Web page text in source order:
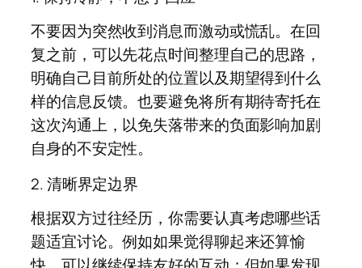
不要因为突然收到消息而激动或慌乱。在回
复之前，可以先花点时间整理自己的思路，
明确自己目前所处的位置以及期望得到什么
样的信息反馈。也要避免将所有期待寄托在
这次沟通上，以免失落带来的负面影响加剧
自身的不安定性。
2. 清晰界定边界
根据双方过往经历，你需要认真考虑哪些话
题适宜讨论。例如如果觉得聊起来还算愉